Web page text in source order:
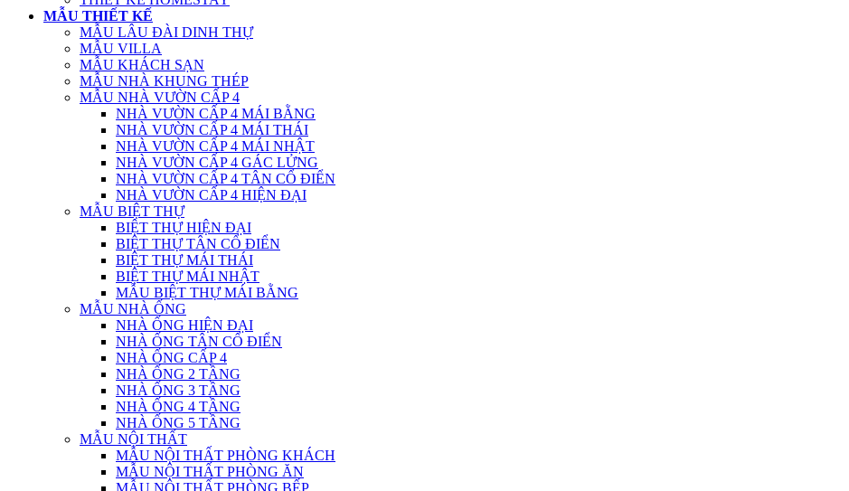
MẪU THIẾT KẾ
MẪU LÂU ĐÀI DINH THỰ
MẪU VILLA
MẪU KHÁCH SẠN
MẪU NHÀ KHUNG THÉP
MẪU NHÀ VƯỜN CẤP 4
NHÀ VƯỜN CẤP 4 MÁI BẰNG
NHÀ VƯỜN CẤP 4 MÁI THÁI
NHÀ VƯỜN CẤP 4 MÁI NHẬT
NHÀ VƯỜN CẤP 4 GÁC LỬNG
NHÀ VƯỜN CẤP 4 TÂN CỔ ĐIỂN
NHÀ VƯỜN CẤP 4 HIỆN ĐẠI
MẪU BIỆT THỰ
BIỆT THỰ HIỆN ĐẠI
BIỆT THỰ TÂN CỔ ĐIỂN
BIỆT THỰ MÁI THÁI
BIỆT THỰ MÁI NHẬT
MẪU BIỆT THỰ MÁI BẰNG
MẪU NHÀ ỐNG
NHÀ ỐNG HIỆN ĐẠI
NHÀ ỐNG TÂN CỔ ĐIỂN
NHÀ ỐNG CẤP 4
NHÀ ỐNG 2 TẦNG
NHÀ ỐNG 3 TẦNG
NHÀ ỐNG 4 TẦNG
NHÀ ỐNG 5 TẦNG
MẪU NỘI THẤT
MẪU NỘI THẤT PHÒNG KHÁCH
MẪU NỘI THẤT PHÒNG ĂN
MẪU NỘI THẤT PHÒNG BẾP